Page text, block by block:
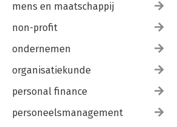
mens en maatschappij
non-profit
ondernemen
organisatiekunde
personal finance
personeelsmanagement